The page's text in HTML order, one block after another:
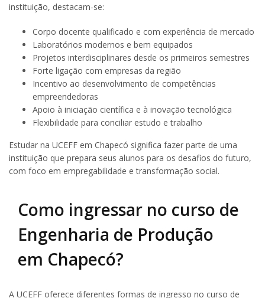
instituição, destacam-se:
Corpo docente qualificado e com experiência de mercado
Laboratórios modernos e bem equipados
Projetos interdisciplinares desde os primeiros semestres
Forte ligação com empresas da região
Incentivo ao desenvolvimento de competências
empreendedoras
Apoio à iniciação científica e à inovação tecnológica
Flexibilidade para conciliar estudo e trabalho
Estudar na UCEFF em Chapecó significa fazer parte de uma
instituição que prepara seus alunos para os desafios do futuro,
com foco em empregabilidade e transformação social.
Como ingressar no curso de
Engenharia de Produção
em Chapecó?
A UCEFF oferece diferentes formas de ingresso no curso de